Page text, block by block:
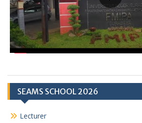
SEAMS SCHOOL 2026
Lecturer